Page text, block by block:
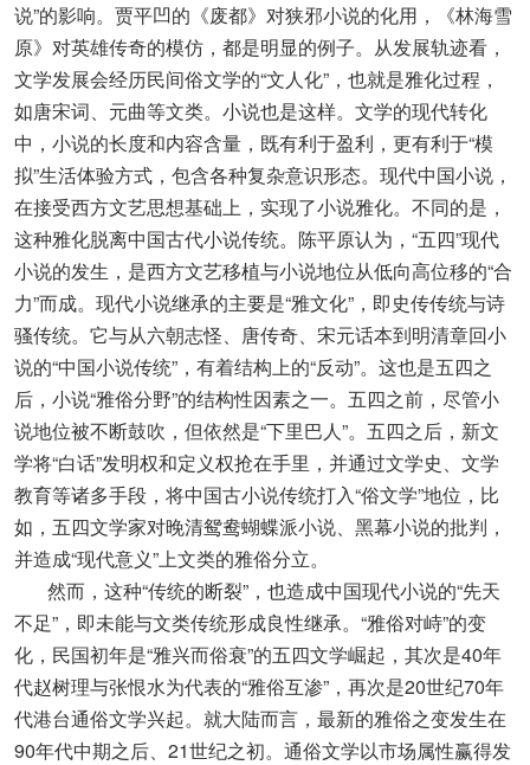
说”的影响。贾平凹的《废都》对狭邪小说的化用，《林海雪
原》对英雄传奇的模仿，都是明显的例子。从发展轨迹看，
文学发展会经历民间俗文学的“文人化”，也就是雅化过程，
如唐宋词、元曲等文类。小说也是这样。文学的现代转化
中，小说的长度和内容含量，既有利于盈利，更有利于“模
拟”生活体验方式，包含各种复杂意识形态。现代中国小说，
在接受西方文艺思想基础上，实现了小说雅化。不同的是，
这种雅化脱离中国古代小说传统。陈平原认为，“五四”现代
小说的发生，是西方文艺移植与小说地位从低向高位移的“合
力”而成。现代小说继承的主要是“雅文化”，即史传传统与诗
骚传统。它与从六朝志怪、唐传奇、宋元话本到明清章回小
说的“中国小说传统”，有着结构上的“反动”。这也是五四之
后，小说“雅俗分野”的结构性因素之一。五四之前，尽管小
说地位被不断鼓吹，但依然是“下里巴人”。五四之后，新文
学将“白话”发明权和定义权抢在手里，并通过文学史、文学
教育等诸多手段，将中国古小说传统打入“俗文学”地位，比
如，五四文学家对晚清鸳鸯蝴蝶派小说、黑幕小说的批判，
并造成“现代意义”上文类的雅俗分立。
然而，这种“传统的断裂”，也造成中国现代小说的“先天
不足”，即未能与文类传统形成良性继承。“雅俗对峙”的变
化，民国初年是“雅兴而俗衰”的五四文学崛起，其次是40年
代赵树理与张恨水为代表的“雅俗互渗”，再次是20世纪70年
代港台通俗文学兴起。就大陆而言，最新的雅俗之变发生在
90年代中期之后、21世纪之初。通俗文学以市场属性赢得发